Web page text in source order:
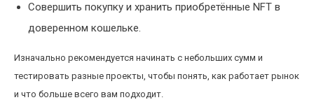
Совершить покупку и хранить приобретённые NFT в
доверенном кошельке.
Изначально рекомендуется начинать с небольших сумм и
тестировать разные проекты, чтобы понять, как работает рынок
и что больше всего вам подходит.